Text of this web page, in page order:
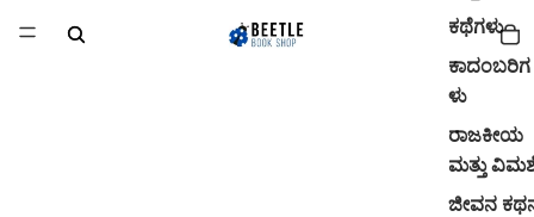
ಕಥೆಗಳು
ಕಾದಂಬರಿಗ
ಳು
ರಾಜಕೀಯ
ಮತ್ತು
ಜೀವನ